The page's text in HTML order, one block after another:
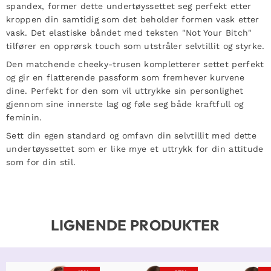
spandex, former dette undertøyssettet seg perfekt etter
kroppen din samtidig som det beholder formen vask etter
vask. Det elastiske båndet med teksten "Not Your Bitch"
tilfører en opprørsk touch som utstråler selvtillit og styrke.
Den matchende cheeky-trusen kompletterer settet perfekt
og gir en flatterende passform som fremhever kurvene
dine. Perfekt for den som vil uttrykke sin personlighet
gjennom sine innerste lag og føle seg både kraftfull og
feminin.
Sett din egen standard og omfavn din selvtillit med dette
undertøyssettet som er like mye et uttrykk for din attitude
som for din stil.
LIGNENDE PRODUKTER